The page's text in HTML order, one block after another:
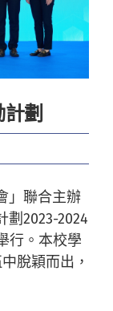
劃
」聯合主辦
劃2023-2024
行。本校學
脫穎而出，